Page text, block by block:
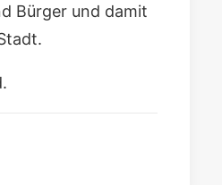
Bürger und damit